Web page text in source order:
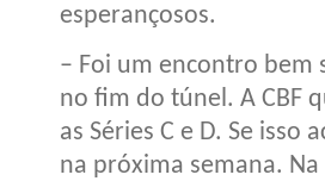
esperançosos.
– Foi um encontro bem
no fim do túnel. A CBF
as Séries C e D. Se isso
na próxima semana.